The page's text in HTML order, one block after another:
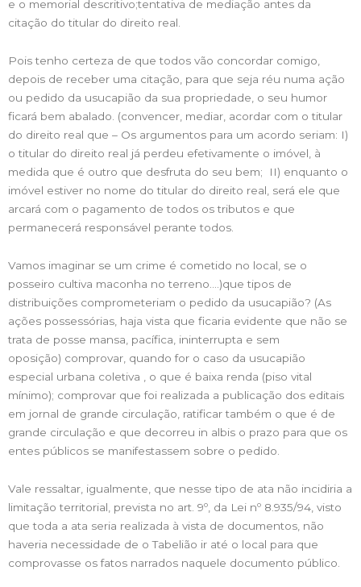
e o memorial descritivo;tentativa de mediação antes da
citação do titular do direito real.
Pois tenho certeza de que todos vão concordar comigo,
depois de receber uma citação, para que seja réu numa ação
ou pedido da usucapião da sua propriedade, o seu humor
ficará bem abalado. (convencer, mediar, acordar com o titular
do direito real que – Os argumentos para um acordo seriam: I)
o titular do direito real já perdeu efetivamente o imóvel, à
medida que é outro que desfruta do seu bem; II) enquanto o
imóvel estiver no nome do titular do direito real, será ele que
arcará com o pagamento de todos os tributos e que
permanecerá responsável perante todos.
Vamos imaginar se um crime é cometido no local, se o
posseiro cultiva maconha no terreno….)que tipos de
distribuições comprometeriam o pedido da usucapião? (As
ações possessórias, haja vista que ficaria evidente que não se
trata de posse mansa, pacífica, ininterrupta e sem
oposição) comprovar, quando for o caso da usucapião
especial urbana coletiva , o que é baixa renda (piso vital
mínimo); comprovar que foi realizada a publicação dos editais
em jornal de grande circulação, ratificar também o que é de
grande circulação e que decorreu in albis o prazo para que os
entes públicos se manifestassem sobre o pedido.
Vale ressaltar, igualmente, que nesse tipo de ata não incidiria a
limitação territorial, prevista no art. 9º, da Lei nº 8.935/94, visto
que toda a ata seria realizada à vista de documentos, não
haveria necessidade de o Tabelião ir até o local para que
comprovasse os fatos narrados naquele documento público.